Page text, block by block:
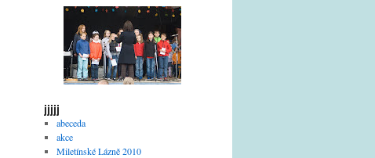
jjjjj
abeceda
akce
Miletínské Lázně 2010